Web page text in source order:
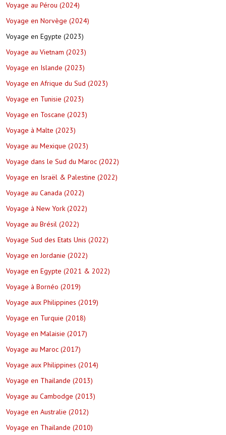
Voyage au Pérou (2024)
Voyage en Norvège (2024)
Voyage en Egypte (2023)
Voyage au Vietnam (2023)
Voyage en Islande (2023)
Voyage en Afrique du Sud (2023)
Voyage en Tunisie (2023)
Voyage en Toscane (2023)
Voyage à Malte (2023)
Voyage au Mexique (2023)
Voyage dans le Sud du Maroc (2022)
Voyage en Israël & Palestine (2022)
Voyage au Canada (2022)
Voyage à New York (2022)
Voyage au Brésil (2022)
Voyage Sud des Etats Unis (2022)
Voyage en Jordanie (2022)
Voyage en Egypte (2021 & 2022)
Voyage à Bornéo (2019)
Voyage aux Philippines (2019)
Voyage en Turquie (2018)
Voyage en Malaisie (2017)
Voyage au Maroc (2017)
Voyage aux Philippines (2014)
Voyage en Thailande (2013)
Voyage au Cambodge (2013)
Voyage en Australie (2012)
Voyage en Thailande (2010)